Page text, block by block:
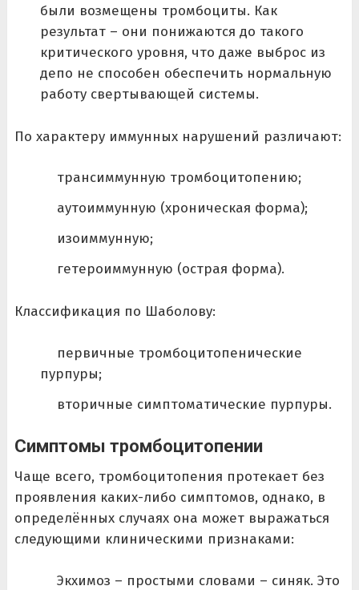
были возмещены тромбоциты. Как
результат – они понижаются до такого
критического уровня, что даже выброс из
депо не способен обеспечить нормальную
работу свертывающей системы.
По характеру иммунных нарушений различают:
трансиммунную тромбоцитопению;
аутоиммунную (хроническая форма);
изоиммунную;
гетероиммунную (острая форма).
Классификация по Шаболову:
первичные тромбоцитопенические
пурпуры;
вторичные симптоматические пурпуры.
Симптомы тромбоцитопении
Чаще всего, тромбоцитопения протекает без
проявления каких-либо симптомов, однако, в
определённых случаях она может выражаться
следующими клиническими признаками:
Экхимоз – простыми словами – синяк. Это